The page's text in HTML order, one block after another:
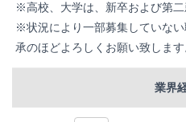
※高校、大学は、新卒および第
※状況により一部募集していな
承のほどよろしくお願い致します
業界